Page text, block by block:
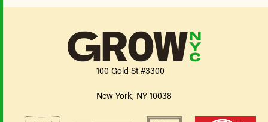
100 Gold St #3300
New York, NY 10038